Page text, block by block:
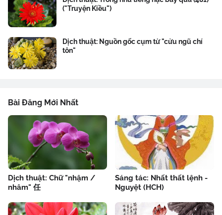
("Truyện Kiều")
Dịch thuật: Nguồn gốc cụm từ "cửu ngũ chí
tôn"
Bài Đăng Mới Nhất
Dịch thuật: Chữ "nhậm /
nhâm" 任
Sáng tác: Nhất thất lệnh -
Nguyệt (HCH)